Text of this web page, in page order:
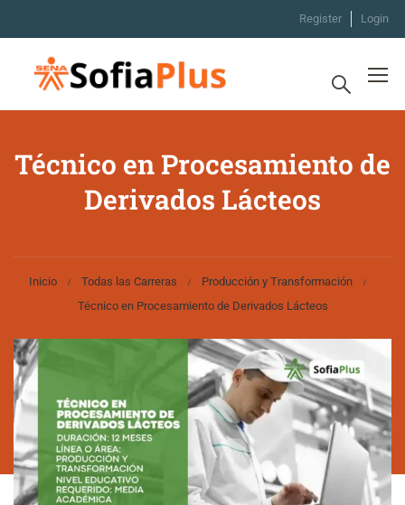
Register Login
Técnico en Procesamiento de
Derivados Lácteos
Inicio Todas las Carreras
Producción y Transformación
Técnico en Procesamiento de Derivados Lácteos